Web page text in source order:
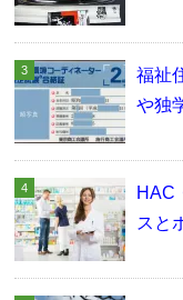
福祉
や独
HAC
スと